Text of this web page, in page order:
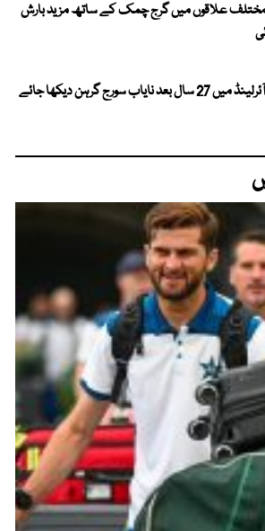
علاقوں میں گرج چمک کے ساتھ مزید بارش
برطانیہ اور آئرلینڈ میں 27 سال بعد نایاب سورج گرہن دیکھا جائے